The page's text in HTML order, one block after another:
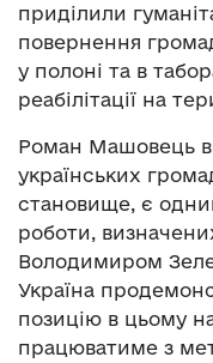
приділили
повернення
у полоні та в
реабілітації на
Роман Машовець
українських
становище, є
роботи,
Володимиром
Україна
позицію в цьому
працюватиме з